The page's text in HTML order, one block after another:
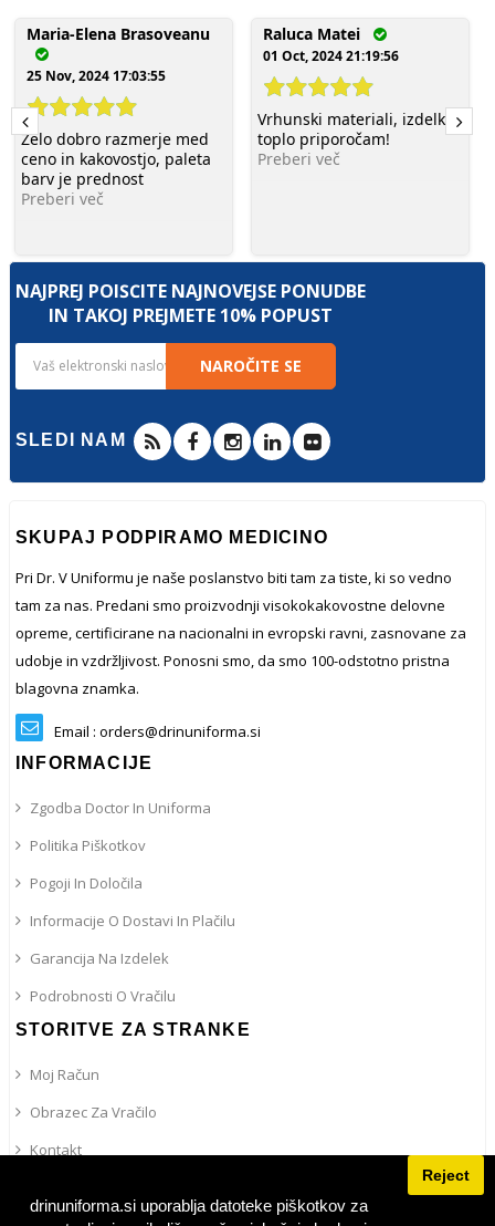
drinuniforma.si uporablja datoteke piškotkov za
Reject
Maria-Elena Brasoveanu
25 Nov, 2024 17:03:55
Zelo dobro razmerje med
ceno in kakovostjo, paleta
barv je prednost
Preberi več
Raluca Matei
01 Oct, 2024 21:19:56
Vrhunski materiali, izdelke
toplo priporočam!
Preberi več
NAJPREJ POIŠČITE NAJNOVEJŠE PONUDBE
IN TAKOJ PREJMETE 10% POPUST
NAROČITE SE
SLEDI NAM
SKUPAJ PODPIRAMO MEDICINO
Pri Dr. V Uniformu je naše poslanstvo biti tam za tiste, ki so vedno
tam za nas. Predani smo proizvodnji visokokakovostne delovne
opreme, certificirane na nacionalni in evropski ravni, zasnovane za
udobje in vzdržljivost. Ponosni smo, da smo 100-odstotno pristna
blagovna znamka.
Email : orders@drinuniforma.si
INFORMACIJE
Zgodba Doctor In Uniforma
Politika Piškotkov
Pogoji In Določila
Informacije O Dostavi In ​​plačilu
Garancija Na Izdelek
Podrobnosti O Vračilu
STORITVE ZA STRANKE
Moj Račun
Obrazec Za Vračilo
Kontakt